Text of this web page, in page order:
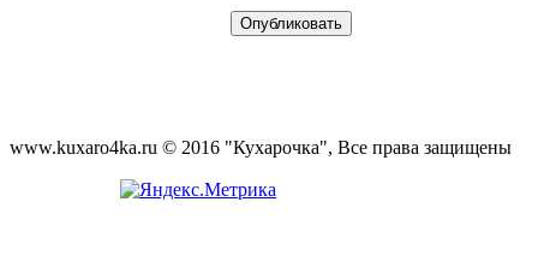
www.kuxaro4ka.ru © 2016 "Кухарочка", Все права защищены